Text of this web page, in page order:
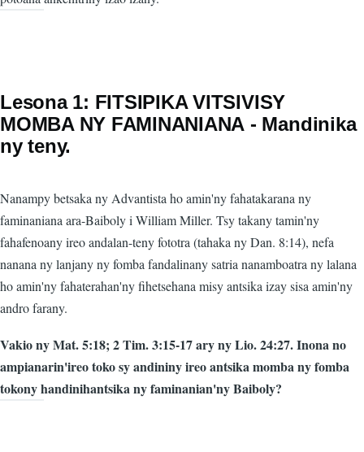
Lesona 1: FITSIPIKA VITSIVISY
MOMBA NY FAMINANIΑΝΑ - Mandinika
ny teny.
Nanampy betsaka ny Advantista ho amin'ny fahatakarana ny
faminaniana ara-Baiboly i William Miller. Tsy takany tamin'ny
fahafenoany ireo andalan-teny fototra (tahaka ny Dan. 8:14), nefa
nanana ny lanjany ny fomba fandalinany satria nanamboatra ny lalana
ho amin'ny fahaterahan'ny fihetsehana misy antsika izay sisa amin'ny
andro farany.
Vakio ny Mat. 5:18; 2 Tim. 3:15-17 ary ny Lio. 24:27. Inona no
ampianarin'ireo toko sy andininy ireo antsika momba ny fomba
tokony handinihantsika ny faminanian'ny Baiboly?